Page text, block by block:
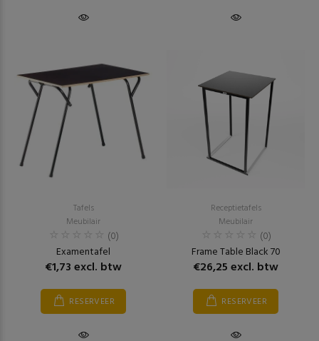
Tafels
Meubilair
(0)
Examentafel
€1,73 excl. btw
RESERVEER
Receptietafels
Meubilair
(0)
Frame Table Black 70
€26,25 excl. btw
RESERVEER